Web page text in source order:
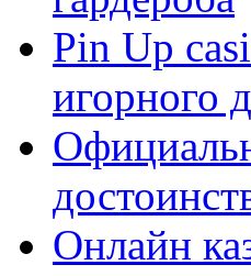
Pin Up
игорного
Онлайн